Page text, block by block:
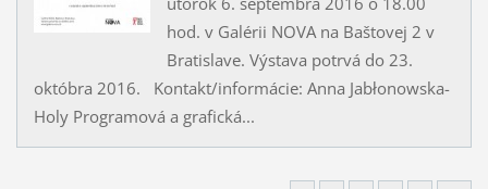
hod. v Galérii NOVA na Baštovej 2 v
Bratislave. Výstava potrvá do 23.
októbra 2016. Kontakt/informácie: Anna Jabłonowska-
Holy Programová a grafická...